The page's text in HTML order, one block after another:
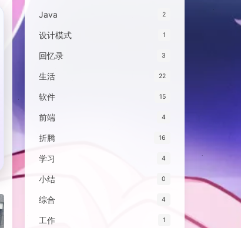
Java 2
设计模式 1
回忆录 3
生活 22
软件 15
前端 4
折腾 16
学习 4
小结 0
综合 4
工作 1